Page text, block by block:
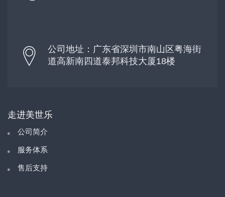
公司地址：广东省深圳市南山区粤海街
道高新南四道泰邦科技大厦18楼
走进美世乐
公司简介
服务体系
售后支持